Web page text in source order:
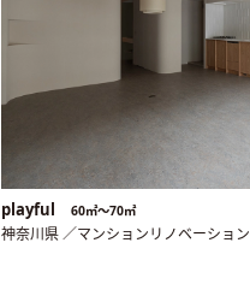
playful 60㎡〜70㎡
神奈川県 ／マンションリノベーション